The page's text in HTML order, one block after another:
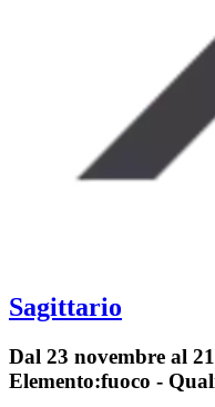
Sagittario
Dal 23 novembre al
Elemento:fuoco -